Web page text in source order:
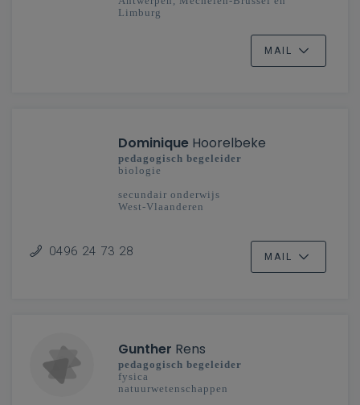
Limburg
MAIL
Dominique Hoorelbeke
pedagogisch begeleider
biologie
secundair onderwijs
West-Vlaanderen
0496 24 73 28 MAIL
Gunther Rens
pedagogisch begeleider
fysica
natuurwetenschappen